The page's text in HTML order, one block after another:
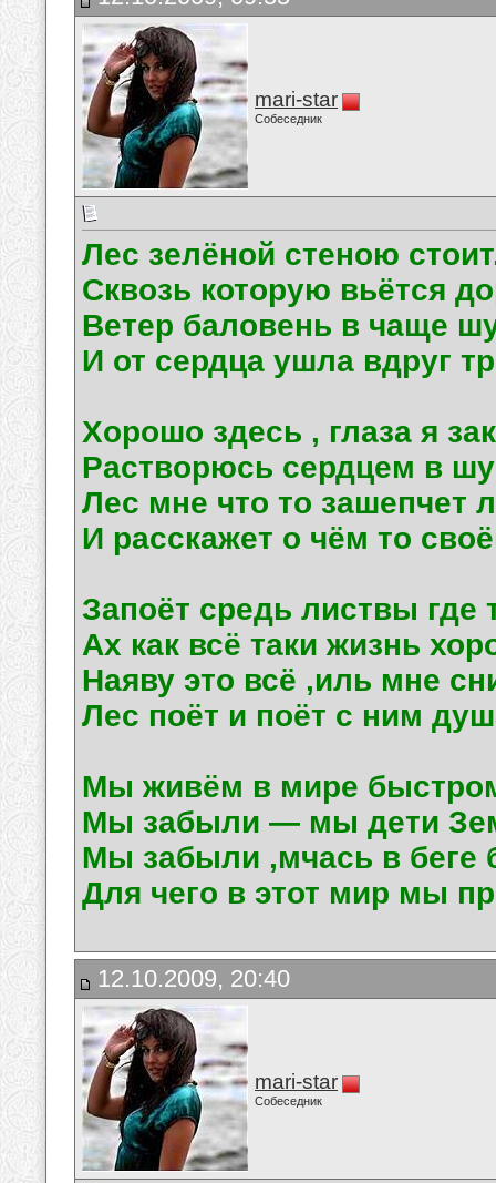
mari-star
Собеседник
Лес зелёной стеною
Сквозь которую вьётся
Ветер баловень в чаще
И от сердца ушла вдруг
Хорошо здесь , глаза я
Растворюсь сердцем в
Лес мне что то зашепчет
И расскажет о чём то
Запоёт средь листвы где
Ах как всё таки жизнь
Наяву это всё ,иль мне
Лес поёт и поёт с ним
Мы живём в мире
Мы забыли — мы дети
Мы забыли ,мчась в беге
Для чего в этот мир мы
12.10.2009, 20:40
mari-star
Собеседник